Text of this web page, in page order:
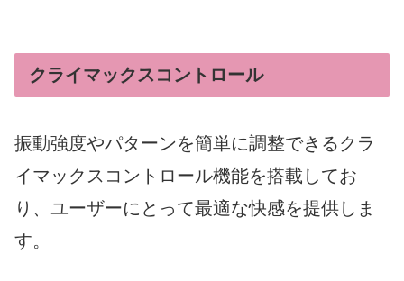
クライマックスコントロール
振動強度やパターンを簡単に調整できるクラ
イマックスコントロール機能を搭載してお
り、ユーザーにとって最適な快感を提供しま
す。